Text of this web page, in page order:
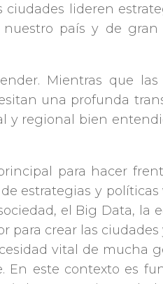
lideren
país y de
Mientras que las
una profunda
y regional bien
para hacer
estrategias y políticas
el Big Data, la
para crear las
vital de mucha
este contexto es